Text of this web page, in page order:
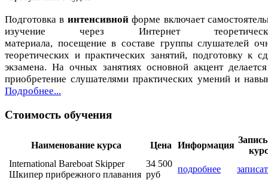
Подготовка в интенсивнойформе включает
изучение через Интернет
материала, посещение в составе группы слушателей
теоретических и практических занятий, подготовку к
экзамена. На очных занятиях основной акцент
приобретение слушателями практических умений и
Подробнее...
Стоимость обучения
Наименование курса Цена Информация
курс
International Bareboat Skipper
Шкипер прибрежного плавания
34 500
руб
подробнее